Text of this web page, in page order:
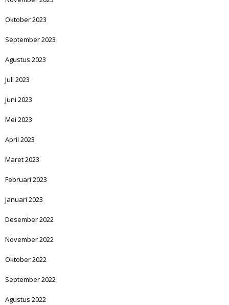
Oktober 2023
September 2023
Agustus 2023
Juli 2023
Juni 2023
Mei 2023
April 2023
Maret 2023
Februari 2023
Januari 2023
Desember 2022
November 2022
Oktober 2022
September 2022
Agustus 2022